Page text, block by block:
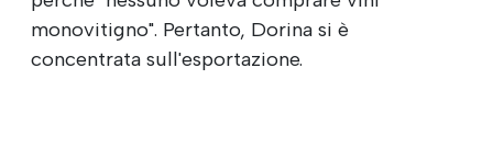
monovitigno". Pertanto, Dorina si è
concentrata sull'esportazione.